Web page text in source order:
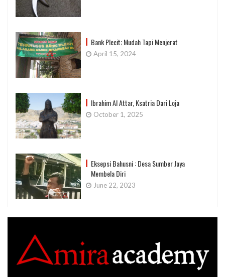
Bank Plecit; Mudah Tapi Menjerat
April 15, 2024
Ibrahim Al Attar, Ksatria Dari Loja
October 1, 2025
Eksepsi Bahusni : Desa Sumber Jaya
Membela Diri
June 22, 2023